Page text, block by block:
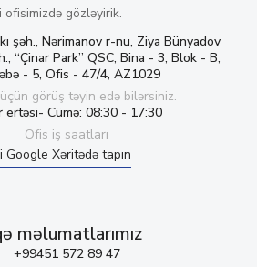
ofisimizdə gözləyirik.
şəh., Nərimanov r-nu, Ziya Bünyadov
“Çinar Park” QSC, Bina - 3, Blok - B,
- 5, Ofis - 47/4, AZ1029
görüş təyin edə bilərsiniz.
ertəsi- Cümə: 08:30 - 17:30
Ofis iş saatları
Google Xəritədə tapın
məlumatlarımız
+99451 572 89 47